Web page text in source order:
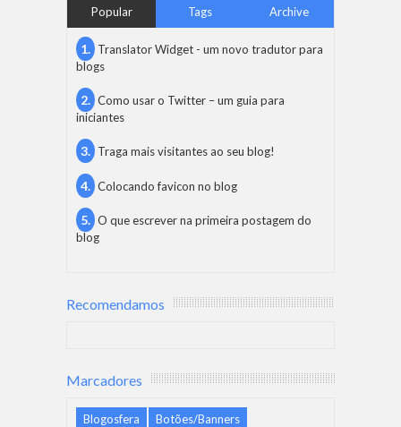
Popular Tags Archive
Translator Widget - um novo tradutor para
blogs
Como usar o Twitter – um guia para
iniciantes
Traga mais visitantes ao seu blog!
Colocando favicon no blog
O que escrever na primeira postagem do
blog
Recomendamos
Marcadores
Blogosfera
Botões/Banners